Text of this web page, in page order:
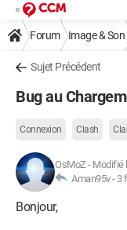
Forum Image & Son
Sujet Précédent
Bug au
Connexion Clash
OsMoZ- Modifié
Aman95v - 3
Bonjour,